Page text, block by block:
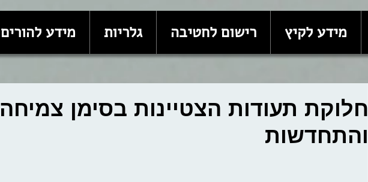
מידע להורים גלריות רישום לחטיבה מידע לקיץ
חלוקת תעודות הצטיינות בסימן צמיחה
והתחדשות